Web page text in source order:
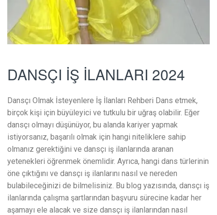
DANSÇI İŞ İLANLARI 2024
Dansçı Olmak İsteyenlere İş İlanları Rehberi Dans etmek,
birçok kişi için büyüleyici ve tutkulu bir uğraş olabilir. Eğer
dansçı olmayı düşünüyor, bu alanda kariyer yapmak
istiyorsanız, başarılı olmak için hangi niteliklere sahip
olmanız gerektiğini ve dansçı iş ilanlarında aranan
yetenekleri öğrenmek önemlidir. Ayrıca, hangi dans türlerinin
öne çıktığını ve dansçı iş ilanlarını nasıl ve nereden
bulabileceğinizi de bilmelisiniz. Bu blog yazısında, dansçı iş
ilanlarında çalışma şartlarından başvuru sürecine kadar her
aşamayı ele alacak ve size dansçı iş ilanlarından nasıl